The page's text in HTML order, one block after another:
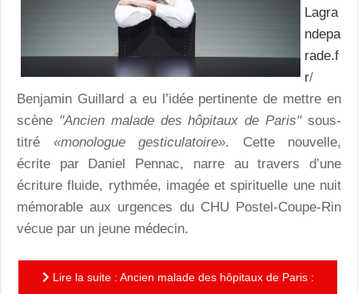
Lagra
ndepa
rade.f
r/
Benjamin Guillard a eu l’idée pertinente de mettre en
scène "Ancien malade des hôpitaux de Paris"sous-
titré «monologue gesticulatoire». Cette nouvelle,
écrite par Daniel Pennac, narre au travers d’une
écriture fluide, rythmée, imagée et spirituelle une nuit
mémorable aux urgences du CHU Postel-Coupe-Rin
vécue par un jeune médecin.
Lire la suite : Ancien malade des hôpitaux de Paris :